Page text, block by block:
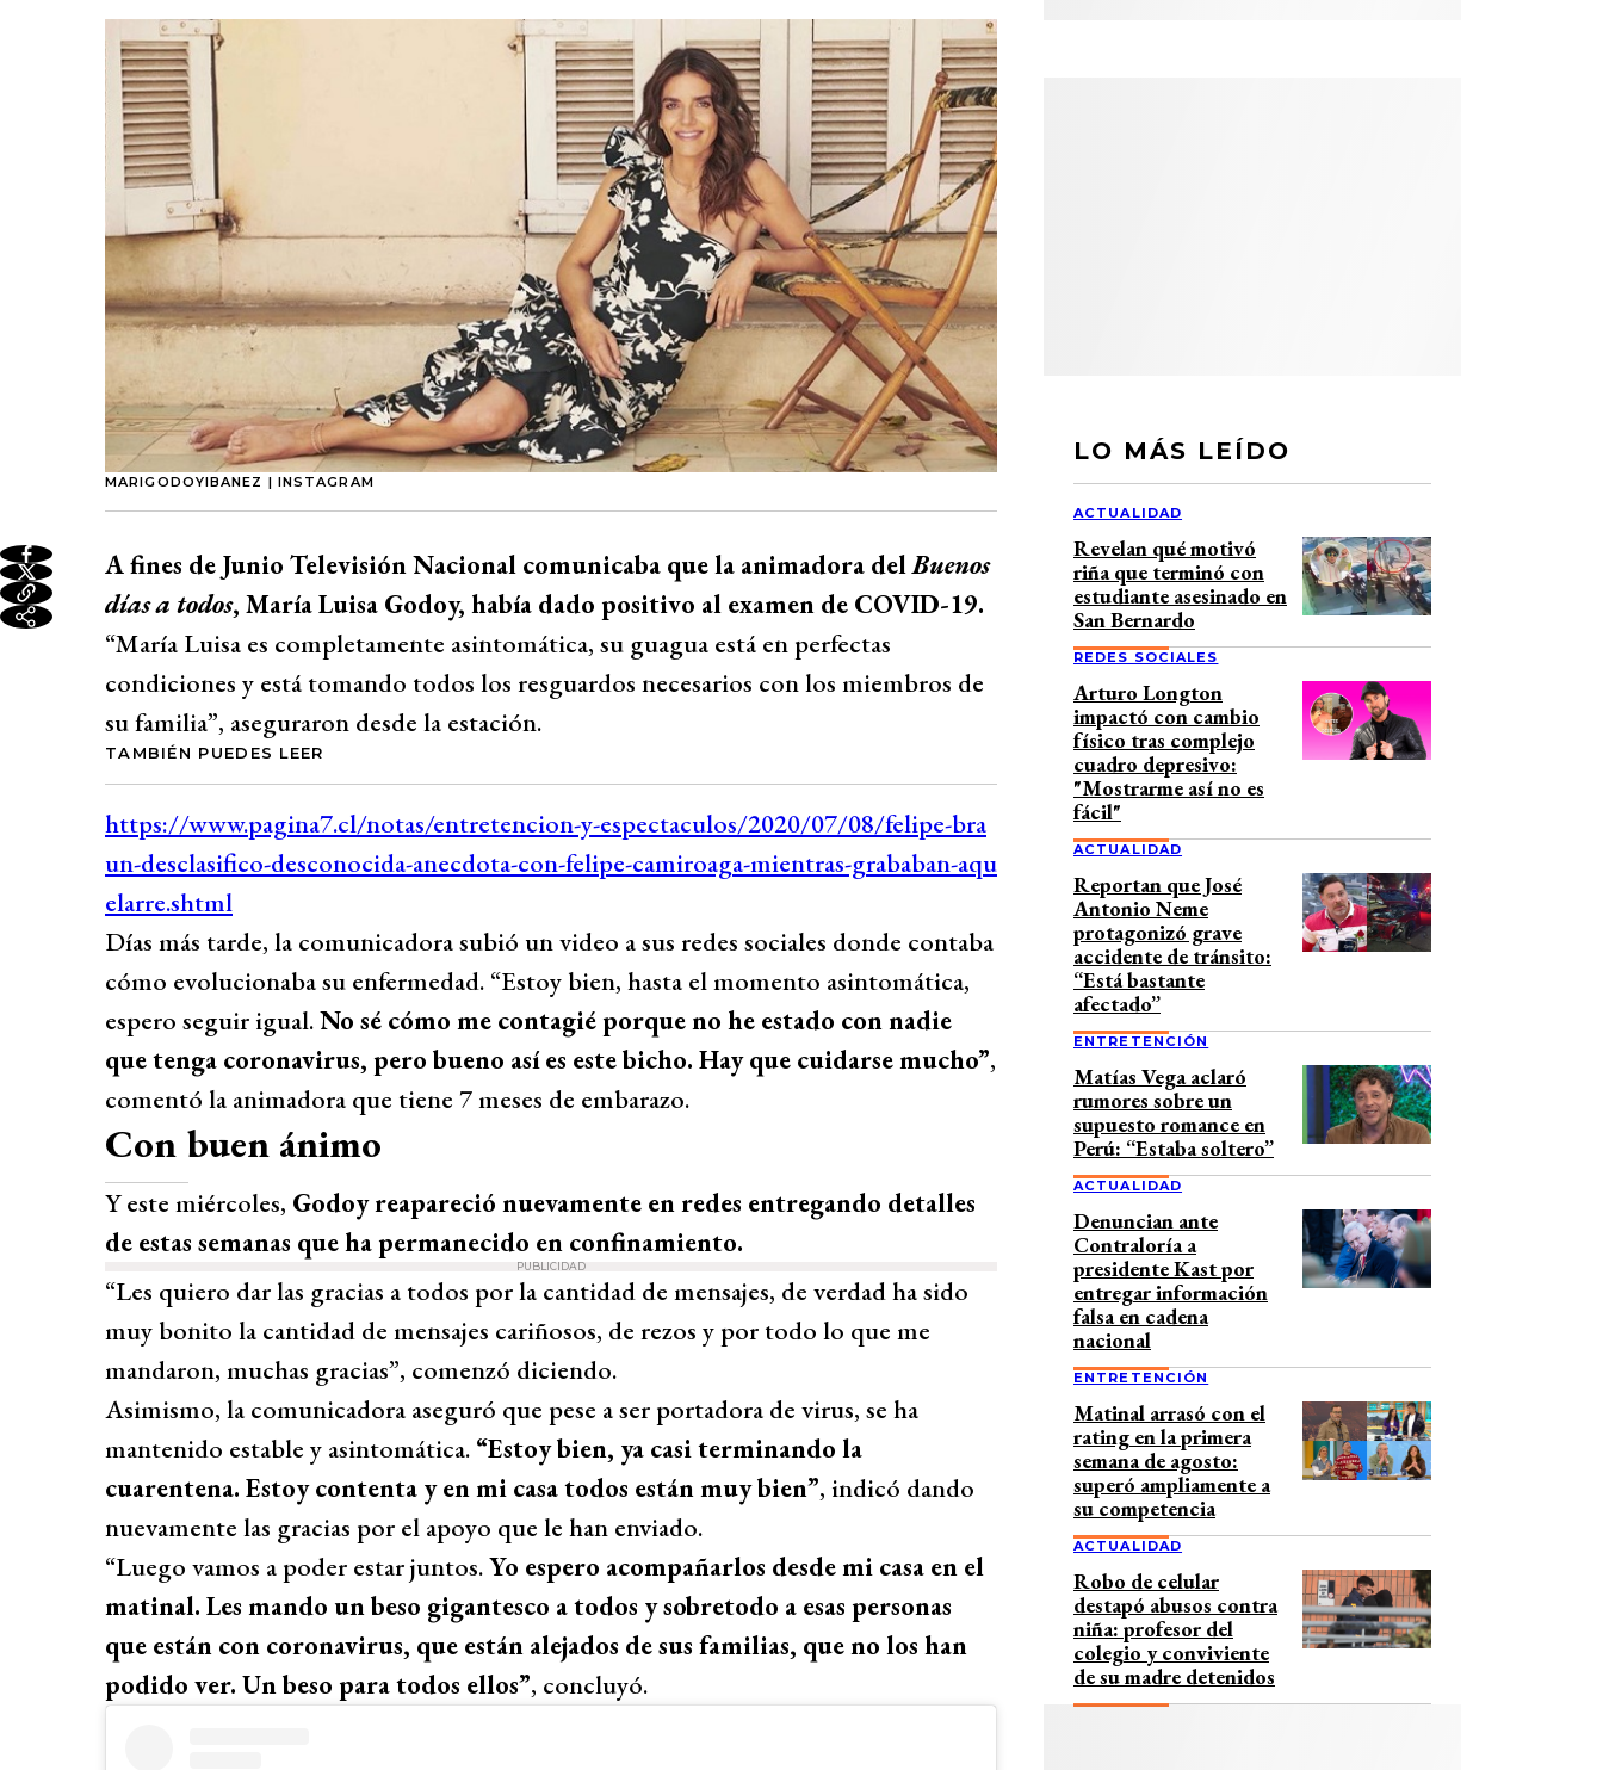
MARIGODOYIBANEZ | INSTAGRAM
A fines de Junio Televisión Nacional comunicaba que la animadora delBuenos
días a todos, María Luisa Godoy, había dado positivo al examen de COVID-19.
“María Luisa es completamente asintomática, su guagua está en perfectas
condiciones y está tomando todos los resguardos necesarios con los miembros de
su familia”, aseguraron desde la estación.
TAMBIÉN PUEDES LEER
Días más tarde, la comunicadora subió un video a sus redes sociales donde contaba
cómo evolucionaba su enfermedad. “Estoy bien, hasta el momento asintomática,
espero seguir igual.No sé cómo me contagié porque no he estado con nadie
que tenga coronavirus, pero bueno así es este bicho. Hay que cuidarse mucho”,
comentó la animadora que tiene 7 meses de embarazo.
Con buen ánimo
Y este miércoles, Godoy reapareció nuevamente en redes entregando detalles
de estas semanas que ha permanecido en confinamiento.
PUBLICIDAD
“Les quiero dar las gracias a todos por la cantidad de mensajes, de verdad ha sido
muy bonito la cantidad de mensajes cariñosos, de rezos y por todo lo que me
mandaron, muchas gracias”, comenzó diciendo.
Asimismo, la comunicadora aseguró que pese a ser portadora de virus, se ha
mantenido estable y asintomática. “Estoy bien, ya casi terminando la
cuarentena. Estoy contenta y en mi casa todos están muy bien”, indicó dando
nuevamente las gracias por el apoyo que le han enviado.
“Luego vamos a poder estar juntos.Yo espero acompañarlos desde mi casa en el
matinal. Les mando un beso gigantesco a todos y sobretodo a esas personas
que están con coronavirus, que están alejados de sus familias, que no los han
podido ver. Un beso para todos ellos”, concluyó.
LO MÁS LEÍDO
ACTUALIDAD
Revelan qué motivó
riña que terminó con
estudiante asesinado en
San Bernardo
REDES SOCIALES
Arturo Longton
impactó con cambio
físico tras complejo
cuadro depresivo:
"Mostrarme así no es
fácil"
ACTUALIDAD
Reportan que José
Antonio Neme
protagonizó grave
accidente de tránsito:
“Está bastante
afectado”
ENTRETENCIÓN
Matías Vega aclaró
rumores sobre un
supuesto romance en
Perú: “Estaba soltero”
ACTUALIDAD
Denuncian ante
Contraloría a
presidente Kast por
entregar información
falsa en cadena
nacional
ENTRETENCIÓN
Matinal arrasó con el
rating en la primera
semana de agosto:
superó ampliamente a
su competencia
ACTUALIDAD
Robo de celular
destapó abusos contra
niña: profesor del
colegio y conviviente
de su madre detenidos